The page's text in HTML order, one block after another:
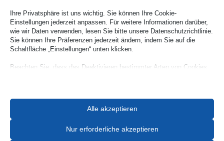
Weitere Unternehmensauflistungen
Ihre Privatsphäre ist uns wichtig. Sie können Ihre Cookie-
Einstellungen jederzeit anpassen. Für weitere Informationen darüber,
wie wir Daten verwenden, lesen Sie bitte unsere Datenschutzrichtlinie.
Sie können Ihre Präferenzen jederzeit ändern, indem Sie auf die
Schaltfläche „Einstellungen“ unten klicken.
Beachten Sie, dass das Deaktivieren bestimmter Arten von Cookies
Funktionen und sind für das ordnungsgemäße Funktionieren der
Alle akzeptieren
Nur erforderliche akzeptieren